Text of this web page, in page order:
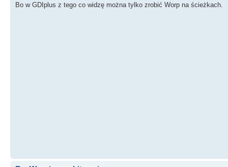
Bo w GDIplus z tego co widzę można tylko zrobić Worp na ścieżkach.